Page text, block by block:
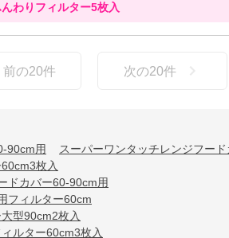
わりフィルター5枚入
前の20件 次の20件
90cm用
スーパーワンタッチレンジフー
枚入
ドカバー60-90cm用
フィルター60cm
型90cm2枚入
ルター60cm3枚入